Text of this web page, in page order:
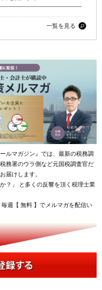
一覧を見る
ルマガジン』では、最新の税務調
務署のウラ側など元国税調査官だ
届けします。
？」 と多くの反響を頂く税理士業
週【 無料 】でメルマガを配信い